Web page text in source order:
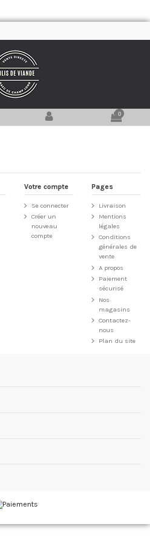
0
Votre compte
Se connecter
Créer un
nouveau
compte
Pages
Livraison
Mentions
légales
Conditions
générales de
vente
A propos
Paiement
sécurisé
Nos
magasins
Contactez-
nous
Plan du site